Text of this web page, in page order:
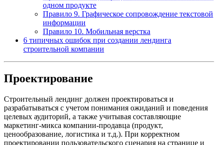
одном продукте
Правило 9. Графическое сопровождение текстовой
информации
Правило 10. Мобильная верстка
6 типичных ошибок при создании лендинга
строительной компании
Проектирование
Строительный лендинг должен проектироваться и
разрабатываться с учетом понимания ожиданий и поведения
целевых аудиторий, а также учитывая составляющие
маркетинг-микса компании-продавца (продукт,
ценообразование, логистика и т.д.). При корректном
проектировании пользовательского сценария на странице и